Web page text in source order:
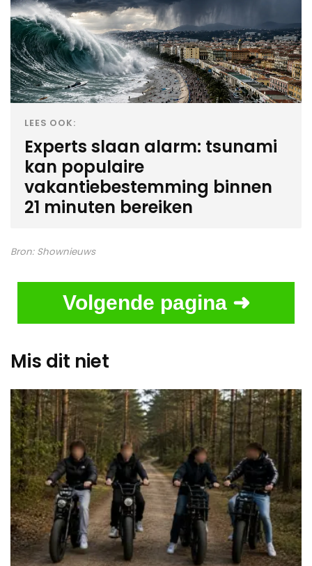
LEES OOK:
Experts slaan alarm: tsunami
kan populaire
vakantiebestemming binnen
21 minuten bereiken
Bron: Shownieuws
Volgende pagina ➜
Mis dit niet